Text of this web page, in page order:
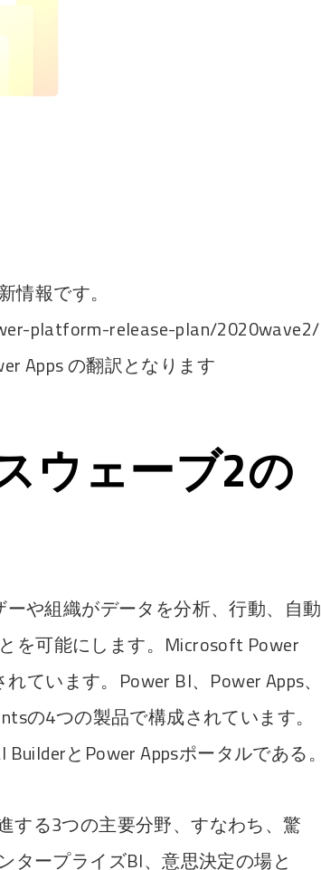
情報です。
platform-release-plan/2020wave2/
Apps の翻訳となります
ウェーブ2の
や組織がデータを分析、行動、自動
を可能にします。Microsoft Power
ています。Power BI、Power Apps、
の4つの製品で構成されています。
とPower Appsポータルである。
する3つの主要分野、すなわち、驚
タープライズBI、意思決定の場と